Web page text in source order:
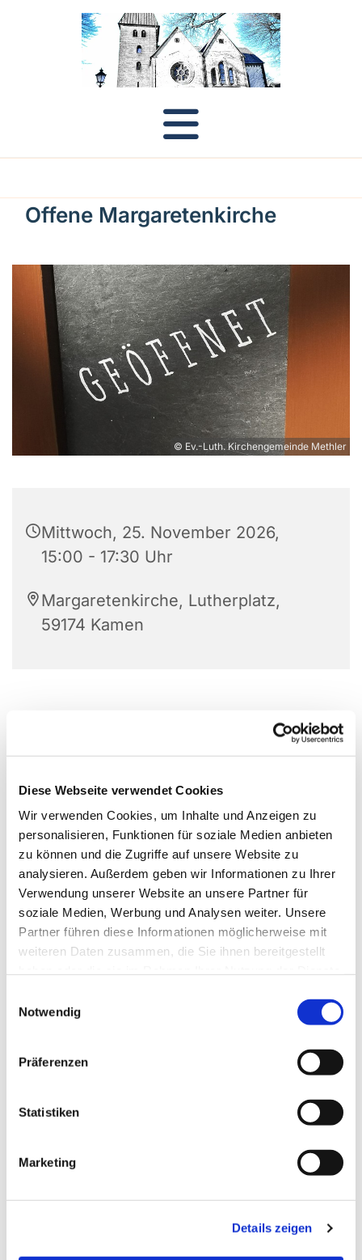
Diese Webseite verwendet Cookies
Wir verwenden Cookies, um Inhalte und Anzeigen zu
personalisieren, Funktionen für soziale Medien anbieten
zu können und die Zugriffe auf unsere Website zu
analysieren. Außerdem geben wir Informationen zu Ihrer
Verwendung unserer Website an unsere Partner für
soziale Medien, Werbung und Analysen weiter. Unsere
Partner führen diese Informationen möglicherweise mit
weiteren Daten zusammen, die Sie ihnen bereitgestellt
Notwendig
Präferenzen
Statistiken
Marketing
Details zeigen
Offene Margaretenkirche
© Ev.-Luth. Kirchengemeinde Methler
Mittwoch, 25. November 2026,
15:00 - 17:30 Uhr
Margaretenkirche, Lutherplatz,
59174 Kamen